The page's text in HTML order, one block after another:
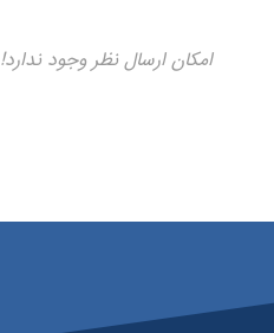
امکان ارسال نظر وجود ندارد!